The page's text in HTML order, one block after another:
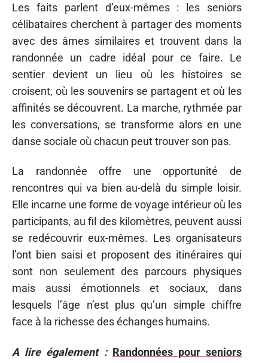
Les faits parlent d’eux-mêmes : les seniors
célibataires cherchent à partager des moments
avec des âmes similaires et trouvent dans la
randonnée un cadre idéal pour ce faire. Le
sentier devient un lieu où les histoires se
croisent, où les souvenirs se partagent et où les
affinités se découvrent. La marche, rythmée par
les conversations, se transforme alors en une
danse sociale où chacun peut trouver son pas.
La randonnée offre une opportunité de
rencontres qui va bien au-delà du simple loisir.
Elle incarne une forme de voyage intérieur où les
participants, au fil des kilomètres, peuvent aussi
se redécouvrir eux-mêmes. Les organisateurs
l’ont bien saisi et proposent des itinéraires qui
sont non seulement des parcours physiques
mais aussi émotionnels et sociaux, dans
lesquels l’âge n’est plus qu’un simple chiffre
face à la richesse des échanges humains.
A lire également : Randonnées pour seniors